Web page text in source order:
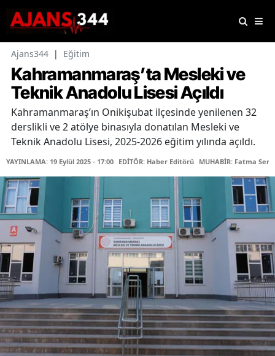
Ajans344 | Eğitim
Kahramanmaraş’ta Mesleki ve
Teknik Anadolu Lisesi Açıldı
Kahramanmaraş’ın Onikişubat ilçesinde yenilenen 32
derslikli ve 2 atölye binasıyla donatılan Mesleki ve
Teknik Anadolu Lisesi, 2025-2026 eğitim yılında açıldı.
YAYINLAMA: 19 Eylül 2025 - 17:00 EDİTÖR: Haber Editörü MUHABİR: Fatma